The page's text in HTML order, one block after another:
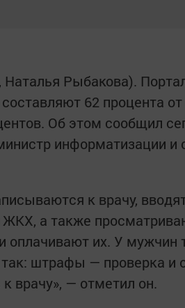
Рыбакова).
62 процента
Об этом сообщил
информатизации и
к врачу,
ЖКХ, а также
оплачивают их. У мужчин
штрафы — проверка и
врачу», — отметил он.